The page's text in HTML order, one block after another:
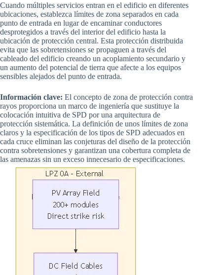
Cuando múltiples servicios entran en el edificio en diferentes
ubicaciones, establezca límites de zona separados en cada
punto de entrada en lugar de encaminar conductores
desprotegidos a través del interior del edificio hasta la
ubicación de protección central. Esta protección distribuida
evita que las sobretensiones se propaguen a través del
cableado del edificio creando un acoplamiento secundario y
un aumento del potencial de tierra que afecte a los equipos
sensibles alejados del punto de entrada.
Información clave: El concepto de zona de protección contra
rayos proporciona un marco de ingeniería que sustituye la
colocación intuitiva de SPD por una arquitectura de
protección sistemática. La definición de unos límites de zona
claros y la especificación de los tipos de SPD adecuados en
cada cruce eliminan las conjeturas del diseño de la protección
contra sobretensiones y garantizan una cobertura completa de
las amenazas sin un exceso innecesario de especificaciones.